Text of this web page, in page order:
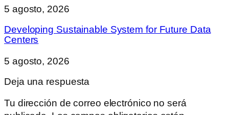
5 agosto, 2026
Developing Sustainable System for Future Data
Centers
5 agosto, 2026
Deja una respuesta
Tu dirección de correo electrónico no será